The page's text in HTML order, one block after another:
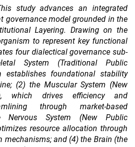
study advances an integrated
governance model grounded in the
Layering. Drawing on the
to represent key functional
four dialectical governance sub-
System (Traditional Public
establishes foundational stability
(2) the Muscular System (New
which drives efficiency and
through market-based
Nervous System (New Public
resource allocation through
mechanisms; and (4) the Brain (the